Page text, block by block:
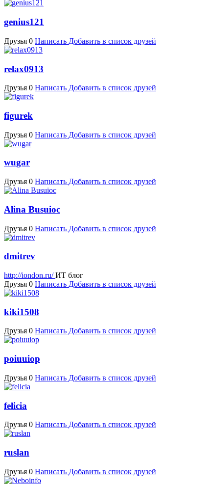
genius121
Друзья 0 Написать Добавить в список друзей
relax0913
Друзья 0 Написать Добавить в список друзей
figurek
Друзья 0 Написать Добавить в список друзей
wugar
Друзья 0 Написать Добавить в список друзей
Alina Busuioc
Друзья 0 Написать Добавить в список друзей
dmitrev
http://iondon.ru/ИТ блог
Друзья 0 Написать Добавить в список друзей
kiki1508
Друзья 0 Написать Добавить в список друзей
poiuuiop
Друзья 0 Написать Добавить в список друзей
felicia
Друзья 0 Написать Добавить в список друзей
ruslan
Друзья 0 Написать Добавить в список друзей